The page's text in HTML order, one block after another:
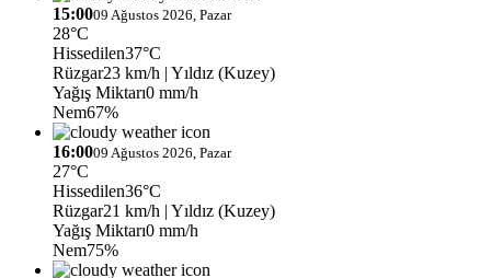
15:0009 Ağustos 2026, Pazar
28°C
Hissedilen37°C
Rüzgar23 km/h | Yıldız (Kuzey)
Yağış Miktarı0 mm/h
Nem67%
16:0009 Ağustos 2026, Pazar
27°C
Hissedilen36°C
Rüzgar21 km/h | Yıldız (Kuzey)
Yağış Miktarı0 mm/h
Nem75%